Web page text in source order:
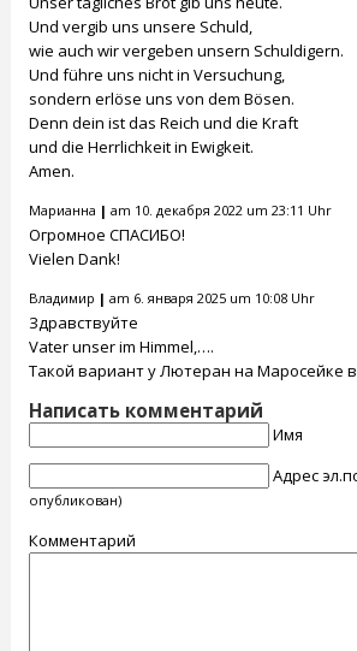
Und vergib uns unsere Schuld,
wie auch wir vergeben unsern Schuldigern.
Und führe uns nicht in Versuchung,
sondern erlöse uns von dem Bösen.
Denn dein ist das Reich und die Kraft
und die Herrlichkeit in Ewigkeit.
Amen.
Марианна | am 10. декабря 2022 um 23:11 Uhr
Огромное СПАСИБО!
Vielen Dank!
Владимир | am 6. января 2025 um 10:08 Uhr
Здравствуйте
Vater unser im Himmel,….
Такой вариант у Лютеран на Маросейке
Написать комментарий
Имя
Адрес
опубликован)
Комментарий